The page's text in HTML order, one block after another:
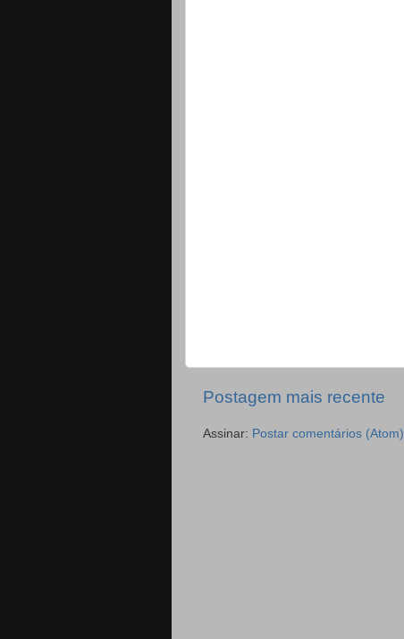
Postagem mais recente
Assinar: Postar comentários (Atom)